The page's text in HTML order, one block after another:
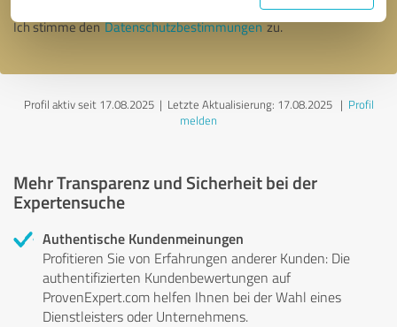
Ich stimme denDatenschutzbestimmungenzu.
Profil aktiv seit 17.08.2025 | Letzte Aktualisierung: 17.08.2025| Profil
melden
Mehr Transparenz und Sicherheit bei der
Expertensuche
Authentische Kundenmeinungen
Profitieren Sie von Erfahrungen anderer Kunden: Die
authentifizierten Kundenbewertungen auf
ProvenExpert.com helfen Ihnen bei der Wahl eines
Dienstleisters oder Unternehmens.